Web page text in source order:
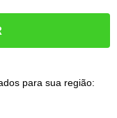
para sua região: